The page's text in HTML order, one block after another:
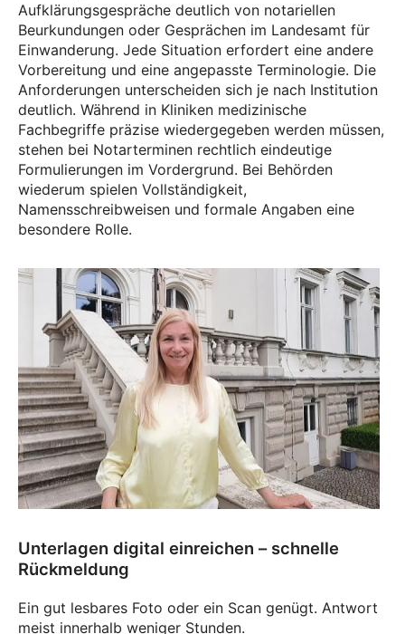
Aufklärungsgespräche deutlich von notariellen
Beurkundungen oder Gesprächen im Landesamt für
Einwanderung. Jede Situation erfordert eine andere
Vorbereitung und eine angepasste Terminologie. Die
Anforderungen unterscheiden sich je nach Institution
deutlich. Während in Kliniken medizinische
Fachbegriffe präzise wiedergegeben werden müssen,
stehen bei Notarterminen rechtlich eindeutige
Formulierungen im Vordergrund. Bei Behörden
wiederum spielen Vollständigkeit,
Namensschreibweisen und formale Angaben eine
besondere Rolle.
Unterlagen digital einreichen – schnelle
Rückmeldung
Ein gut lesbares Foto oder ein Scan genügt. Antwort
meist innerhalb weniger Stunden.